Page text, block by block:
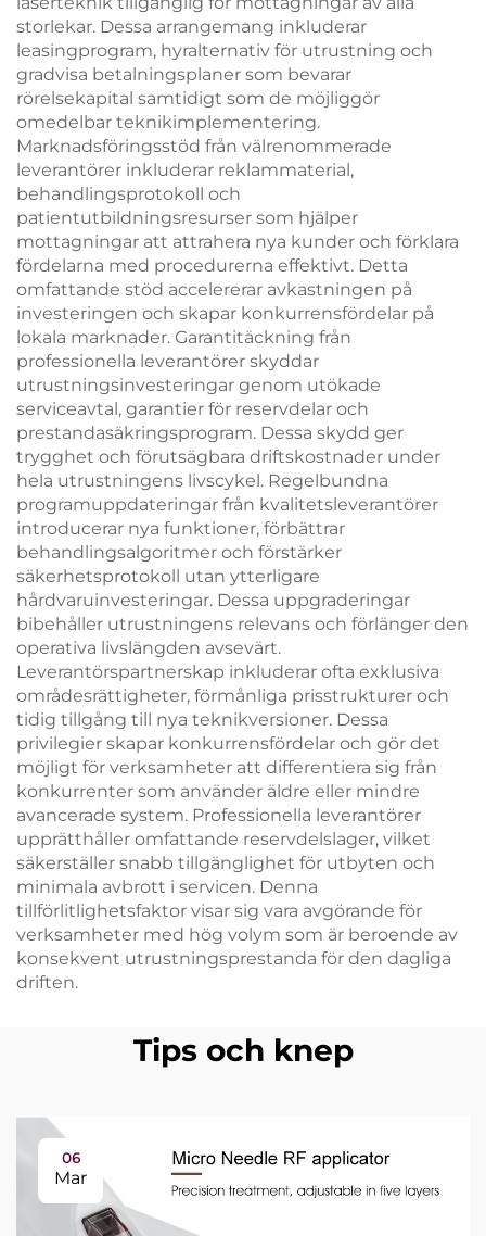
storlekar. Dessa arrangemang inkluderar
leasingprogram, hyralternativ för utrustning och
gradvisa betalningsplaner som bevarar
rörelsekapital samtidigt som de möjliggör
omedelbar teknikimplementering.
Marknadsföringsstöd från välrenommerade
leverantörer inkluderar reklammaterial,
behandlingsprotokoll och
patientutbildningsresurser som hjälper
mottagningar att attrahera nya kunder och förklara
fördelarna med procedurerna effektivt. Detta
omfattande stöd accelererar avkastningen på
investeringen och skapar konkurrensfördelar på
lokala marknader. Garantitäckning från
professionella leverantörer skyddar
utrustningsinvesteringar genom utökade
serviceavtal, garantier för reservdelar och
prestandasäkringsprogram. Dessa skydd ger
trygghet och förutsägbara driftskostnader under
hela utrustningens livscykel. Regelbundna
programuppdateringar från kvalitetsleverantörer
introducerar nya funktioner, förbättrar
behandlingsalgoritmer och förstärker
säkerhetsprotokoll utan ytterligare
hårdvaruinvesteringar. Dessa uppgraderingar
bibehåller utrustningens relevans och förlänger den
operativa livslängden avsevärt.
Leverantörspartnerskap inkluderar ofta exklusiva
områdesrättigheter, förmånliga prisstrukturer och
tidig tillgång till nya teknikversioner. Dessa
privilegier skapar konkurrensfördelar och gör det
möjligt för verksamheter att differentiera sig från
konkurrenter som använder äldre eller mindre
avancerade system. Professionella leverantörer
upprätthåller omfattande reservdelslager, vilket
säkerställer snabb tillgänglighet för utbyten och
minimala avbrott i servicen. Denna
tillförlitlighetsfaktor visar sig vara avgörande för
verksamheter med hög volym som är beroende av
konsekvent utrustningsprestanda för den dagliga
driften.
Tips och knep
06
Mar